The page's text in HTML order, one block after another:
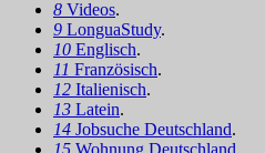
8 Videos.
9 LonguaStudy.
10 Englisch.
11 Französisch.
12 Italienisch.
13 Latein.
14 Jobsuche Deutschland.
15 Wohnung Deutschland.